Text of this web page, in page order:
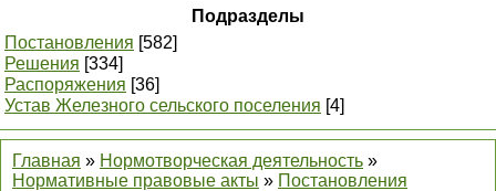
Подразделы
Постановления [582]
Решения [334]
Распоряжения [36]
Устав Железного сельского поселения [4]
Главная » Нормотворческая деятельность »
Нормативные правовые акты » Постановления